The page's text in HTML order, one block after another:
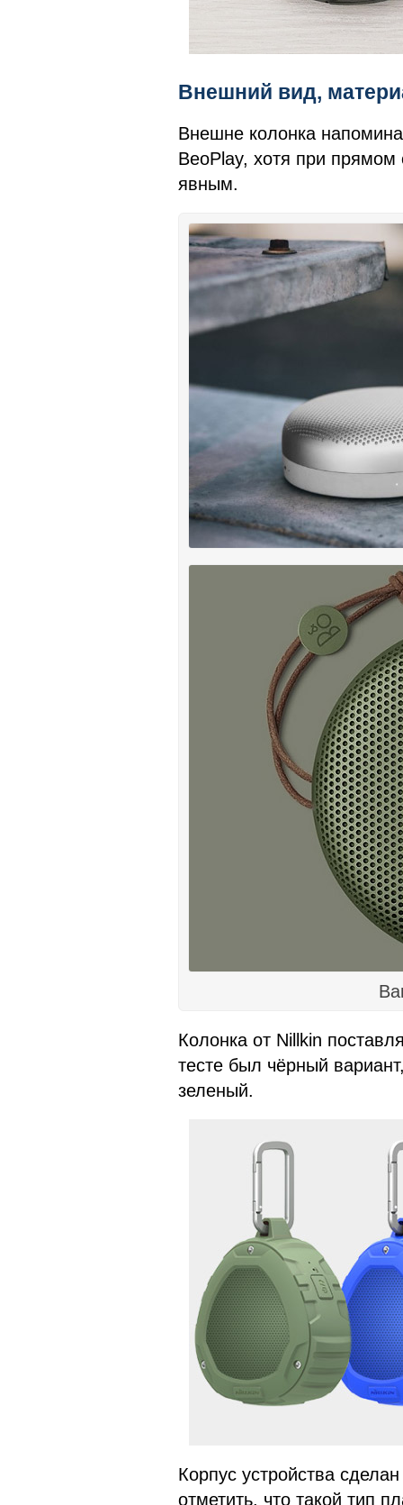
Внешний вид,
Внешне колонка
BeoPlay, хотя при прямом
явным.
Колонка от Nillkin
тесте был чёрный
зеленый.
Корпус устройства
отметить, что такой тип